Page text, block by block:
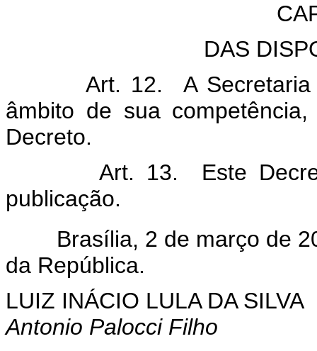
DAS
Art. 12. A Secretaria da
âmbito de sua
Decreto.
Art. 13. Este Decreto
publicação.
Brasília, 2 de março de
da República.
LUIZ INÁCIO LULA DA SILVA
Antonio Palocci Filho